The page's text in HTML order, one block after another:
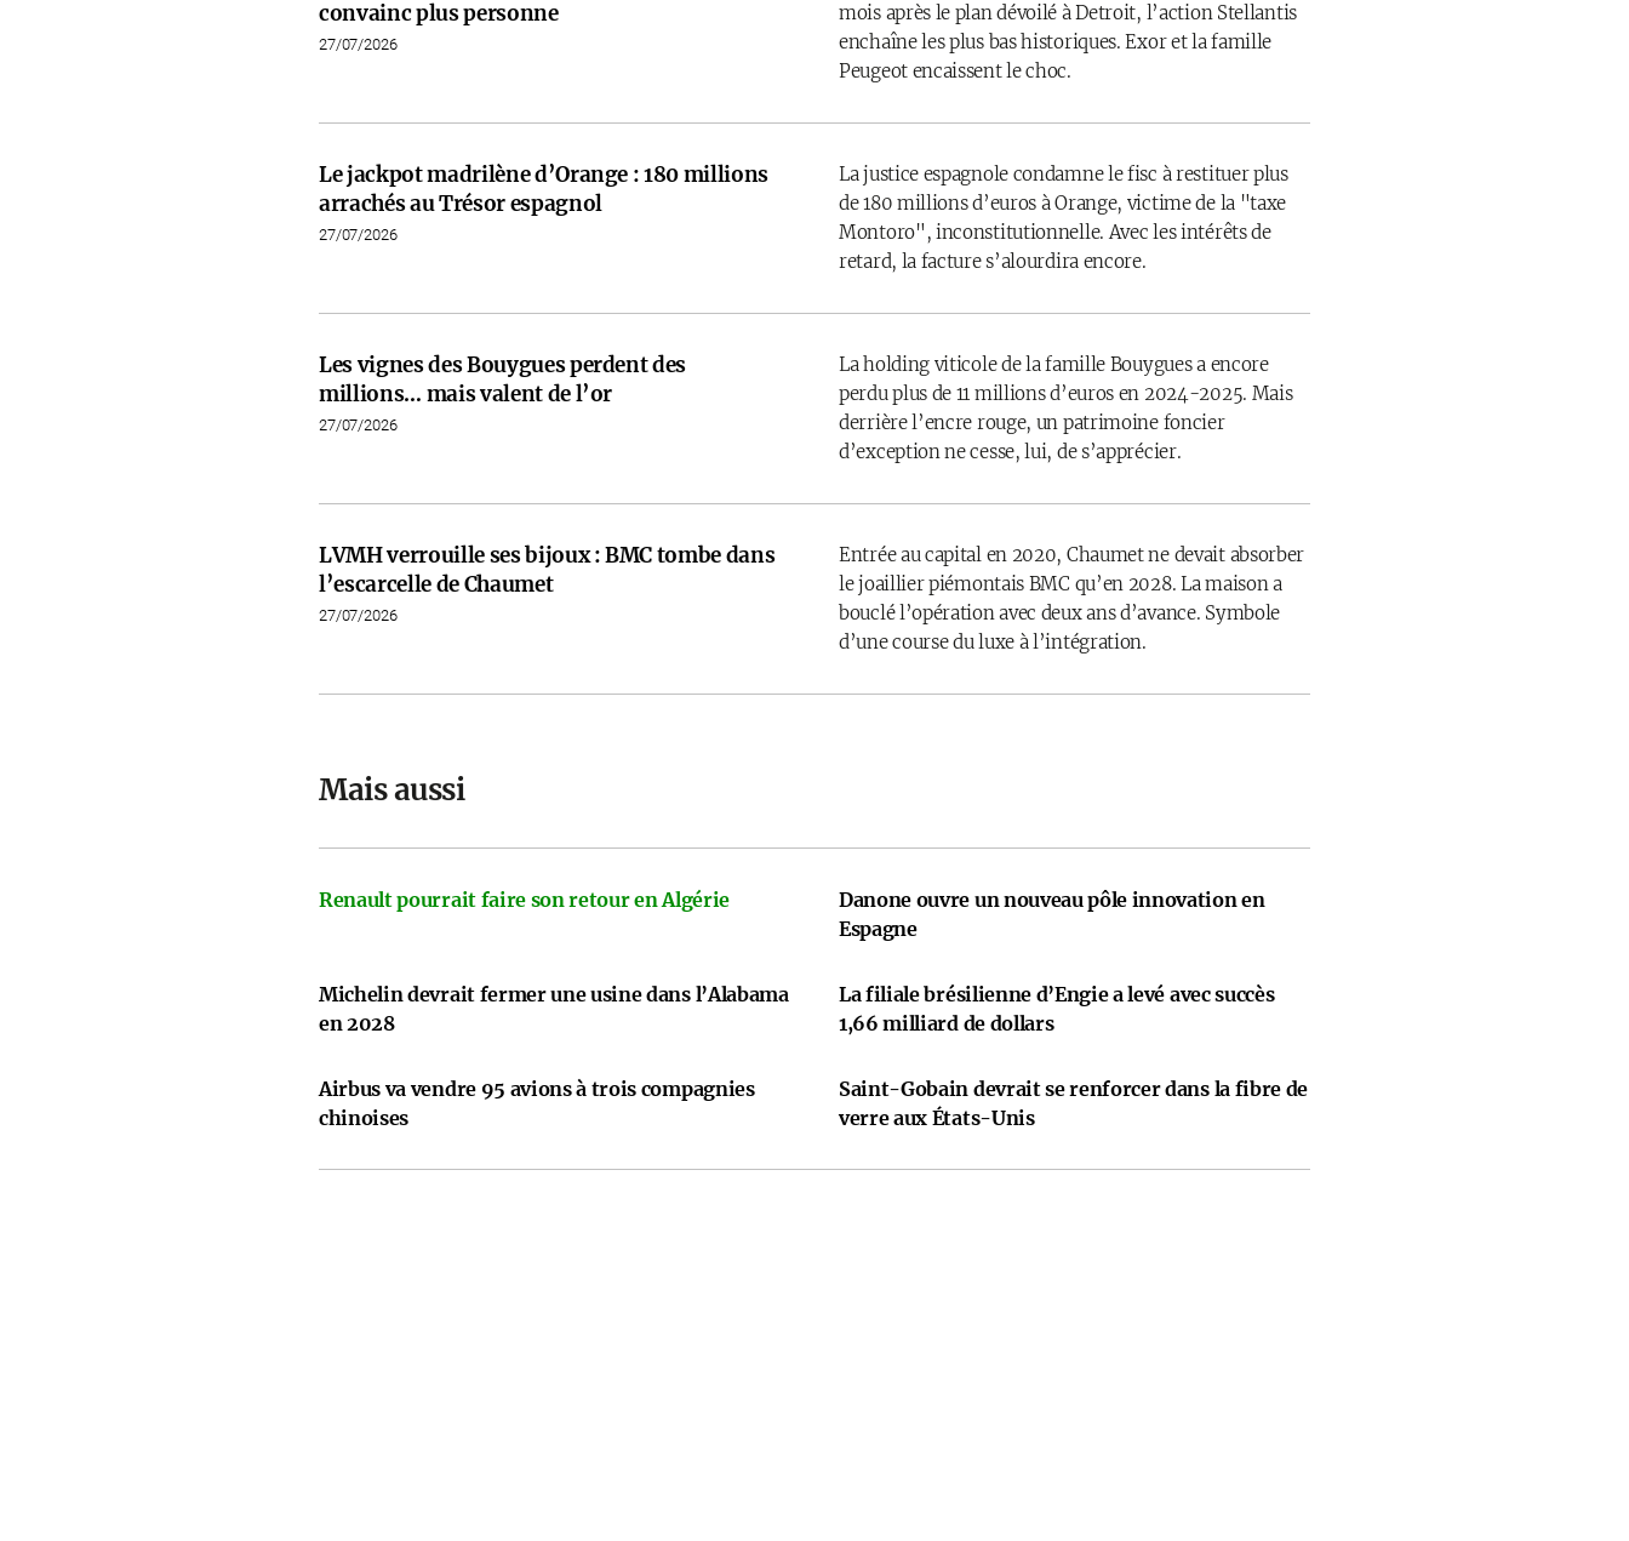
convainc plus personne
27/07/2026
mois après le plan dévoilé à Detroit, l’action Stellantis
enchaîne les plus bas historiques. Exor et la famille
Peugeot encaissent le choc.
Le jackpot madrilène d’Orange : 180 millions
arrachés au Trésor espagnol
27/07/2026
La justice espagnole condamne le fisc à restituer plus
de 180 millions d’euros à Orange, victime de la "taxe
Montoro", inconstitutionnelle. Avec les intérêts de
retard, la facture s’alourdira encore.
Les vignes des Bouygues perdent des
millions… mais valent de l’or
27/07/2026
La holding viticole de la famille Bouygues a encore
perdu plus de 11 millions d’euros en 2024-2025. Mais
derrière l’encre rouge, un patrimoine foncier
d’exception ne cesse, lui, de s’apprécier.
LVMH verrouille ses bijoux : BMC tombe dans
l’escarcelle de Chaumet
27/07/2026
Entrée au capital en 2020, Chaumet ne devait absorber
le joaillier piémontais BMC qu’en 2028. La maison a
bouclé l’opération avec deux ans d’avance. Symbole
d’une course du luxe à l’intégration.
Mais aussi
Renault pourrait faire son retour en Algérie
Danone ouvre un nouveau pôle innovation en
Espagne
Michelin devrait fermer une usine dans l’Alabama
en 2028
La filiale brésilienne d’Engie a levé avec succès
1,66 milliard de dollars
Airbus va vendre 95 avions à trois compagnies
chinoises
Saint-Gobain devrait se renforcer dans la fibre de
verre aux États-Unis